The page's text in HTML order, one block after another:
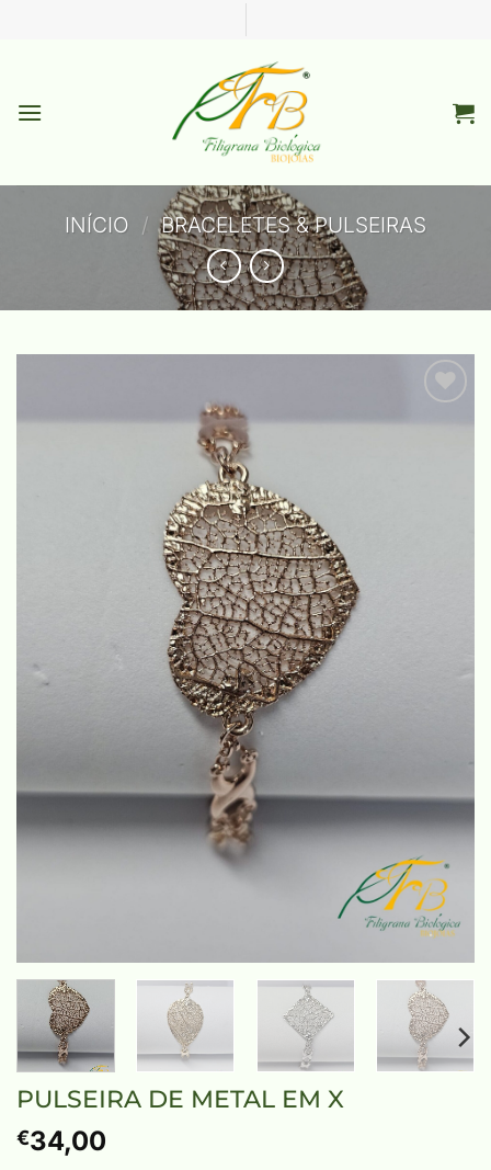
INÍCIO / BRACELETES & PULSEIRAS
Add to
PULSEIRA DE METAL EM X
€34,00